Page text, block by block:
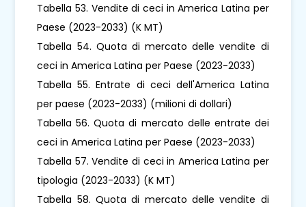
Tabella 53. Vendite di ceci in America Latina per
Paese (2023-2033) (K MT)
Tabella 54. Quota di mercato delle vendite di
ceci in America Latina per Paese (2023-2033)
Tabella 55. Entrate di ceci dell'America Latina
per paese (2023-2033) (milioni di dollari)
Tabella 56. Quota di mercato delle entrate dei
ceci in America Latina per Paese (2023-2033)
Tabella 57. Vendite di ceci in America Latina per
tipologia (2023-2033) (K MT)
Tabella 58. Quota di mercato delle vendite di